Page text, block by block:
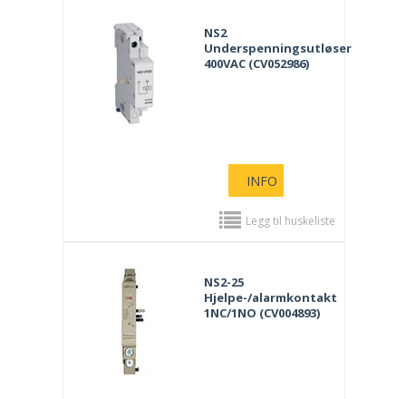
NS2
Underspenningsutløser
400VAC (CV052986)
INFO
Legg til huskeliste
NS2-25
Hjelpe-/alarmkontakt
1NC/1NO (CV004893)